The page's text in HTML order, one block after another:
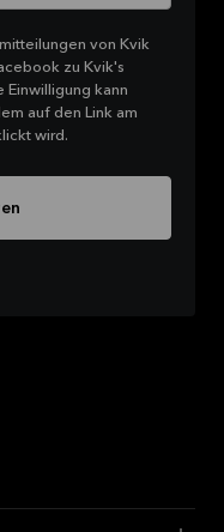
von Kvik
zu Kvik's
Einwilligung kann
auf den Link am
wird.